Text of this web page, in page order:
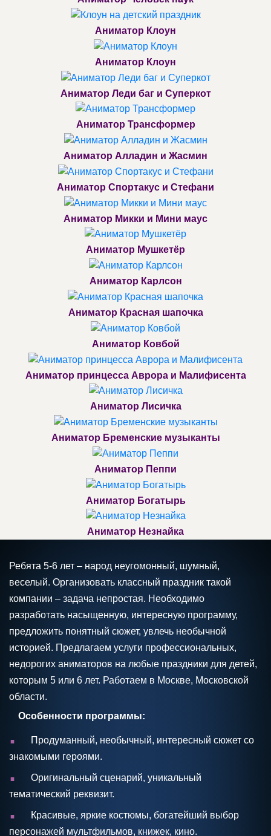
Аниматор Клоун
Аниматор Клоун
Аниматор Леди баг и Суперкот
Аниматор Трансформер
Аниматор Алладин и Жасмин
Аниматор Спортакус и Стефани
Аниматор Микки и Мини маус
Аниматор Мушкетёр
Аниматор Карлсон
Аниматор Красная шапочка
Аниматор Ковбой
Аниматор принцесса Аврора и Малифисента
Аниматор Лисичка
Аниматор Бременские музыканты
Аниматор Пеппи
Аниматор Богатырь
Аниматор Незнайка
Ребята 5-6 лет – народ неугомонный, шумный,
веселый. Организовать классный праздник такой
компании – задача непростая. Необходимо
разработать насыщенную, интересную программу,
предложить понятный сюжет, увлечь необычной
историей. Предлагаем услуги профессиональных,
недорогих аниматоров на любые праздники для детей,
которым 5 или 6 лет. Работаем в Москве, Московской
области.
Особенности программы:
.
Продуманный, необычный, интересный сюжет со
знакомыми героями.
.
Оригинальный сценарий, уникальный
тематический реквизит.
.
Красивые, яркие костюмы, богатейший выбор
персонажей мультфильмов, книжек, кино.